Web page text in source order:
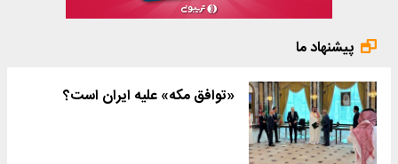
پیشنهاد ما
«توافق مکه» علیه ایران است؟